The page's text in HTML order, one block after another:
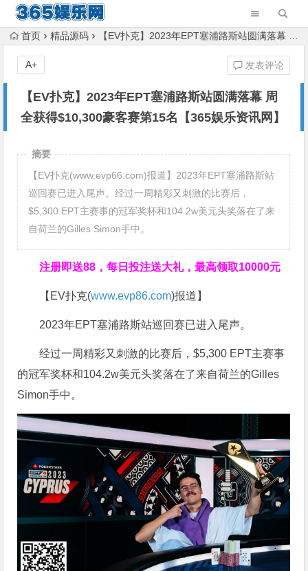
首页 精品源码 【EV扑克】2023年EPT塞浦路斯站圆满落幕 周全获得$10,300豪客赛第15名【365娱乐资讯网】
【EV扑克】2023年EPT塞浦路斯站圆满落幕 周
全获得$10,300豪客赛第15名【365娱乐资讯网】
发表评论
A+
摘要
【EV扑克(www.evp66.com)报道】2023年EPT塞浦路斯站
巡回赛已进入尾声。经过一周精彩又刺激的比赛后，
$5,300 EPT主赛事的冠军奖杯和104.2w美元头奖落在了来
自荷兰的Gilles Simon手中。
注册即送88，每日投注送大礼，最高领取10000元
【EV扑克(www.evp86.com)报道】
2023年EPT塞浦路斯站巡回赛已进入尾声。
经过一周精彩又刺激的比赛后，$5,300 EPT主赛事
的冠军奖杯和104.2w美元头奖落在了来自荷兰的Gilles
Simon手中。